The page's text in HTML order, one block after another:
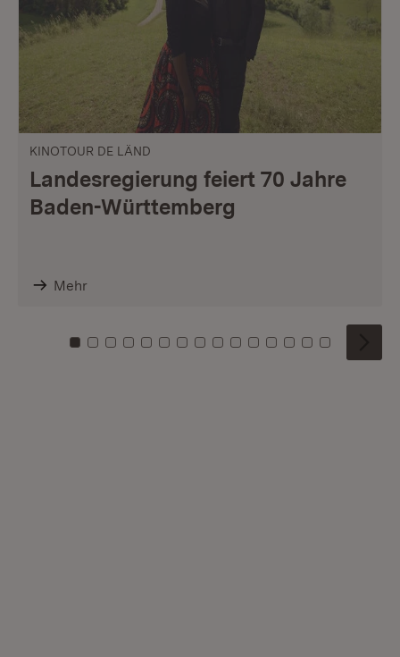
KINOTOUR DE LÄND
Landesregierung feiert 70 Jahre
Baden-Württemberg
Mehr
Zu Kachel: 0
Zu Kachel: 1
Zu Kachel: 2
Zu Kachel: 3
Zu Kachel: 4
Zu Kachel: 5
Zu Kachel: 6
Zu Kachel: 7
Zu Kachel: 8
Zu Kachel: 9
Zu Kachel: 10
Zu Kachel: 11
Zu Kachel: 12
Zu Kachel:
Zu